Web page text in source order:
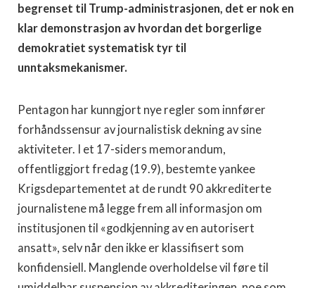
begrenset til Trump-administrasjonen, det er nok en
klar demonstrasjon av hvordan det borgerlige
demokratiet systematisk tyr til
unntaksmekanismer.
Pentagon har kunngjort nye regler som innfører
forhåndssensur av journalistisk dekning av sine
aktiviteter. I et 17-siders memorandum,
offentliggjort fredag (19.9), bestemte yankee
Krigsdepartementet at de rundt 90 akkrediterte
journalistene må legge frem all informasjon om
institusjonen til «godkjenning av en autorisert
ansatt», selv når den ikke er klassifisert som
konfidensiell. Manglende overholdelse vil føre til